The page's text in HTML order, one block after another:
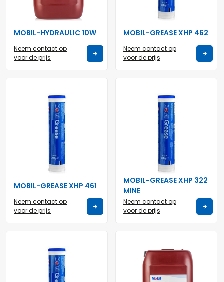
MOBIL-HYDRAULIC 10W
Neem contact op
voor de prijs
MOBIL-GREASE XHP 462
Neem contact op
voor de prijs
MOBIL-GREASE XHP 461
Neem contact op
voor de prijs
MOBIL-GREASE XHP 322
MINE
Neem contact op
voor de prijs